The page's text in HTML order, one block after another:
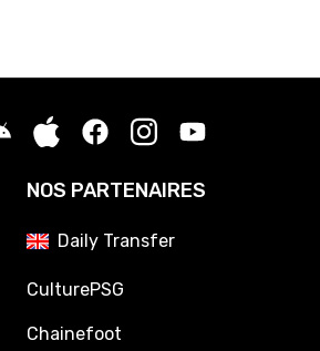
NOS PARTENAIRES
Daily Transfer
CulturePSG
Chainefoot